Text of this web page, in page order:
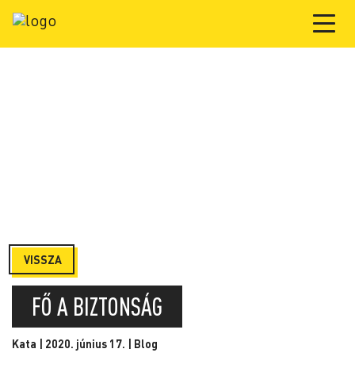
VISSZA
FŐ A BIZTONSÁG
Kata | 2020. június 17. | Blog